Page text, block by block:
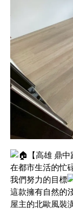
【高雄 鼎
在都市生活的忙
我們努力的目標
這款擁有自然的
屋主的北歐風裝